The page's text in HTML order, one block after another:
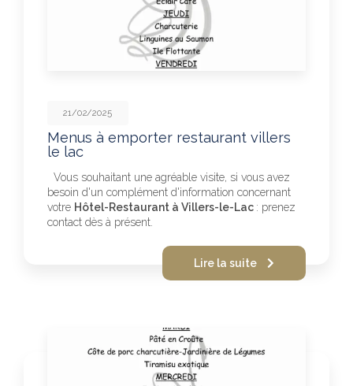
21/02/2025
Menus à emporter restaurant villers
le lac
Vous souhaitant une agréable visite, si vous avez
besoin d'un complément d'information concernant
votre Hôtel-Restaurant à Villers-le-Lac : prenez
contact dès à présent.
Lire la suite